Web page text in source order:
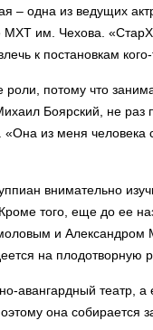
– одна из ведущих
им. Чехова.
к постановкам
потому что
Боярский, не раз
«Она из меня
внимательно
того, еще до ее
и
на плодотворную
авангардный театр, а
она собирается